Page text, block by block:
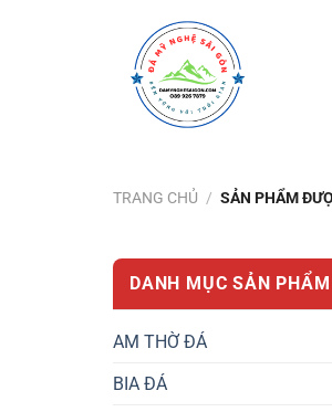
TRANG CHỦ / SẢN PHẨM
DANH MỤC SẢN PHẨM
AM THỜ ĐÁ
BIA ĐÁ